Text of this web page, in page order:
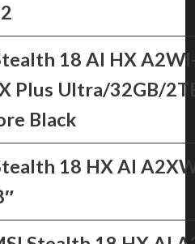
18 AI HX
Plus Ultra/32GB/
Black
18 HX AI